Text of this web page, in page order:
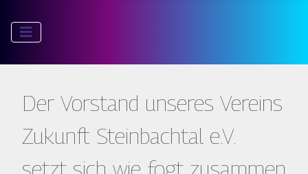
Der Vorstand unseres Vereins
Zukunft Steinbachtal e.V.
setzt sich wie fogt zusammen